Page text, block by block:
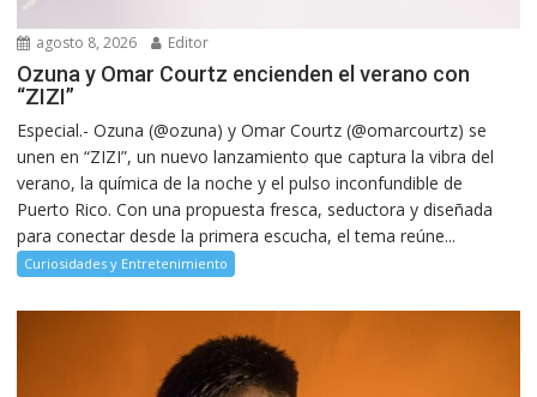
agosto 8, 2026 Editor
Ozuna y Omar Courtz encienden el verano con
“ZIZI”
Especial.- Ozuna (@ozuna) y Omar Courtz (@omarcourtz) se
unen en “ZIZI”, un nuevo lanzamiento que captura la vibra del
verano, la química de la noche y el pulso inconfundible de
Puerto Rico. Con una propuesta fresca, seductora y diseñada
para conectar desde la primera escucha, el tema reúne...
Curiosidades y Entretenimiento